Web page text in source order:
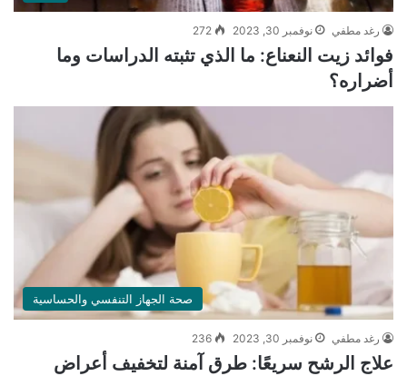
رغد مطفي نوفمبر 30, 2023 272
فوائد زيت النعناع: ما الذي تثبته الدراسات وما
أضراره؟
صحة الجهاز التنفسي والحساسية
رغد مطفي نوفمبر 30, 2023 236
علاج الرشح سريعًا: طرق آمنة لتخفيف أعراض